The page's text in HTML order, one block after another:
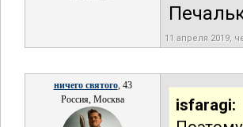
11 апреля 2019,
ничего святого, 43
Россия, Москва
isfaragi: